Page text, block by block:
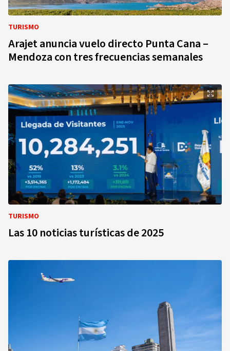
TURISMO
Arajet anuncia vuelo directo Punta Cana –
Mendoza con tres frecuencias semanales
TURISMO
Las 10 noticias turísticas de 2025